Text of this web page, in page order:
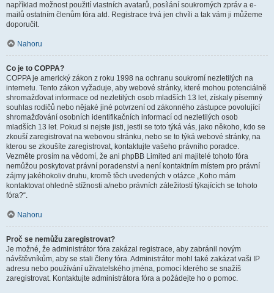
například možnost použití vlastních avatarů, posílání soukromých zpráv a e-
mailů ostatním členům fóra atd. Registrace trvá jen chvíli a tak vám ji můžeme
doporučit.
Nahoru
Co je to COPPA?
COPPA je americký zákon z roku 1998 na ochranu soukromí nezletilých na
internetu. Tento zákon vyžaduje, aby webové stránky, které mohou potenciálně
shromažďovat informace od nezletilých osob mladších 13 let, získaly písemný
souhlas rodičů nebo nějaké jiné potvrzení od zákonného zástupce povolující
shromažďování osobních identifikačních informací od nezletilých osob
mladších 13 let. Pokud si nejste jisti, jestli se toto týká vás, jako někoho, kdo se
zkouší zaregistrovat na webovou stránku, nebo se to týká webové stránky, na
kterou se zkoušíte zaregistrovat, kontaktujte vašeho právního poradce.
Vezměte prosím na vědomí, že ani phpBB Limited ani majitelé tohoto fóra
nemůžou poskytovat právní poradenství a není kontaktním místem pro právní
zájmy jakéhokoliv druhu, kromě těch uvedených v otázce „Koho mám
kontaktovat ohledně stížnosti a/nebo právních záležitostí týkajících se tohoto
fóra?“.
Nahoru
Proč se nemůžu zaregistrovat?
Je možné, že administrátor fóra zakázal registrace, aby zabránil novým
návštěvníkům, aby se stali členy fóra. Administrátor mohl také zakázat vaši IP
adresu nebo používání uživatelského jména, pomocí kterého se snažíš
zaregistrovat. Kontaktujte administrátora fóra a požádejte ho o pomoc.